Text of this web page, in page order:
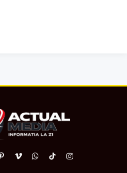
PinterestVimeoWhatsApp
TikTokInstagram